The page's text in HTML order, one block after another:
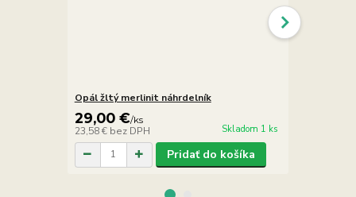
Opál žltý merlinit náhrdelník
29,00 €/ks
23,58 € bez DPH Skladom 1 ks
Pridať do košíka